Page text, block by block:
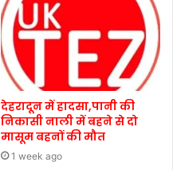
देहरादून में हादसा,पानी की
निकासी नाली में बहने से दो
मासूम बहनों की मौत
1 week ago